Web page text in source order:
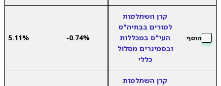
הוסף
קרן השתלמות
למורים בבתיה"ס
העי"ס במכללות
ובסמינרים מסלול
כללי
-0.74%
5.11%
קרן השתלמות